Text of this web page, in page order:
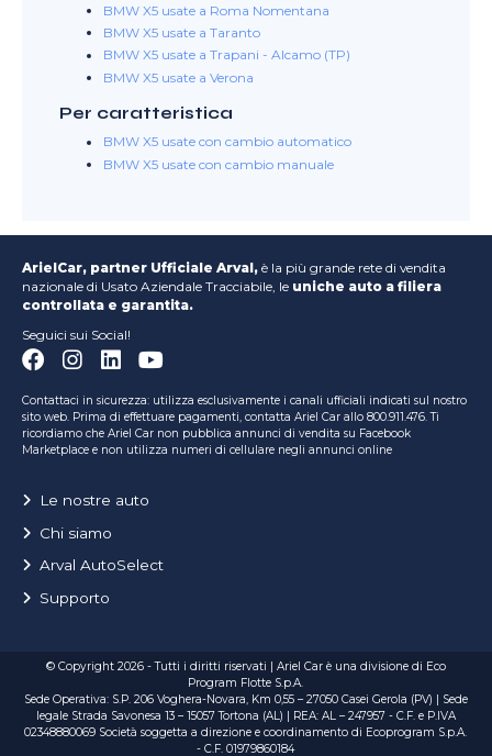
BMW X5 usate a Roma Nomentana
BMW X5 usate a Taranto
BMW X5 usate a Trapani - Alcamo (TP)
BMW X5 usate a Verona
Per caratteristica
BMW X5 usate con cambio automatico
BMW X5 usate con cambio manuale
ArielCar, partner Ufficiale Arval, è la più grande rete di vendita
nazionale di Usato Aziendale Tracciabile, le uniche auto a filiera
controllata e garantita.
Seguici sui Social!
Contattaci in sicurezza: utilizza esclusivamente i canali ufficiali indicati sul nostro
sito web. Prima di effettuare pagamenti, contatta Ariel Car allo 800.911.476. Ti
ricordiamo che Ariel Car non pubblica annunci di vendita su Facebook
Marketplace e non utilizza numeri di cellulare negli annunci online
Le nostre auto
Chi siamo
Arval AutoSelect
Supporto
© Copyright 2026 - Tutti i diritti riservati | Ariel Car è una divisione di Eco
Program Flotte S.p.A.
Sede Operativa: S.P. 206 Voghera-Novara, Km 0,55 – 27050 Casei Gerola (PV) | Sede
legale Strada Savonesa 13 – 15057 Tortona (AL) | REA: AL – 247957 - C.F. e P.IVA
02348880069 Società soggetta a direzione e coordinamento di Ecoprogram S.p.A.
- C.F. 01979860184